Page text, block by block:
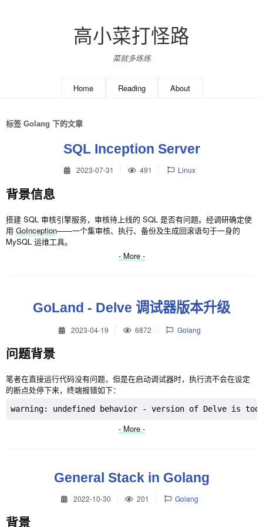
高小菜打怪路
菜就多练练
Home Reading About
标签 Golang 下的文章
SQL Inception Server
2023-07-31 491 Linux
背景信息
搭建 SQL 审核引擎服务，审核待上线的 SQL 是否有问题。经调研确定使
用 GoInception——一个集审核、执行、备份及生成回滚语句于一身的
MySQL 运维工具。
- More -
GoLand - Delve 调试器版本升级
2023-04-19 6872 Golang
问题背景
笔者在直接运行代码没有问题，但是在启动调试器时，执行流不会在设定
的断点处停下来，终端报错如下：
warning: undefined behavior - version of Delve is too
- More -
General Stack in Golang
2022-10-30 201 Golang
背景